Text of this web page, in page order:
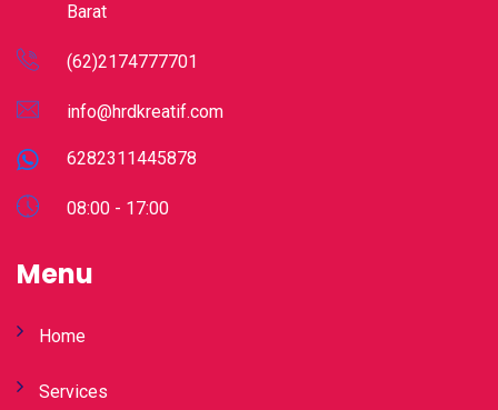
Barat
(62)2174777701
info@hrdkreatif.com
6282311445878
08:00 - 17:00
Menu
Home
Services